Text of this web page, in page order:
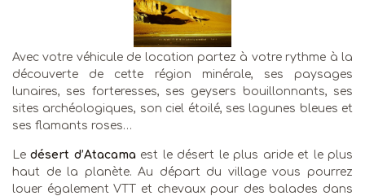
Avec votre véhicule de location partez à votre rythme à la
découverte de cette région minérale, ses paysages
lunaires, ses forteresses, ses geysers bouillonnants, ses
sites archéologiques, son ciel étoilé, ses lagunes bleues et
ses flamants roses…
Ledésert d’Atacama est le désert le plus aride et le plus
haut de la planète. Au départ du village vous pourrez
louer également VTT et chevaux pour des balades dans